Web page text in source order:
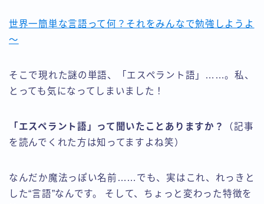
世界一簡単な言語って何？それをみんなで勉強しようよ
～
そこで現れた謎の単語、「エスペラント語」……。私、
とっても気になってしまいました！
「エスペラント語」って聞いたことありますか？
（記事
を読んでくれた方は知ってますよね笑）
なんだか魔法っぽい名前……でも、実はこれ、れっきと
した“言語”なんです。 そして、ちょっと変わった特徴を